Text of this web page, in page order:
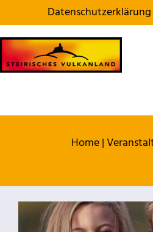
Datenschutzerklärung
Home|